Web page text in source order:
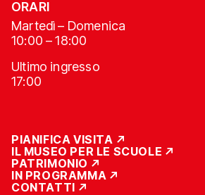
ORARI
Martedì – Domenica
10:00 – 18:00
Ultimo ingresso
17:00
PIANIFICA VISITA
IL MUSEO PER LE SCUOLE
PATRIMONIO
IN PROGRAMMA
CONTATTI